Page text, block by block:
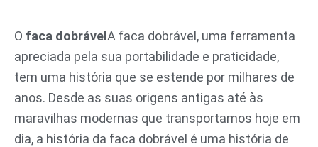
para
conteúdo
O faca dobrável A faca dobrável, uma ferramenta
apreciada pela sua portabilidade e praticidade,
tem uma história que se estende por milhares de
anos. Desde as suas origens antigas até às
maravilhas modernas que transportamos hoje em
dia, a história da faca dobrável é uma história de